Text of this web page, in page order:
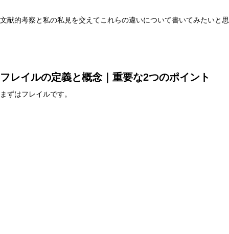
文献的考察と私の私見を交えてこれらの違いについて書いてみたいと
フレイルの定義と概念｜重要な2つのポイント
まずはフレイルです。